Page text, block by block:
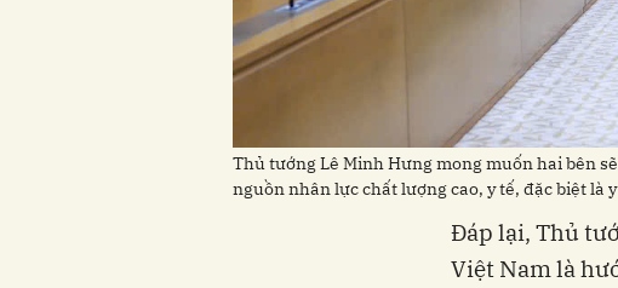
Thủ tướng Lê Minh Hưng mong muốn hai bên
nguồn nhân lực chất lượng cao, y tế, đặc biệt là
Đáp lại, Thủ
Việt Nam là